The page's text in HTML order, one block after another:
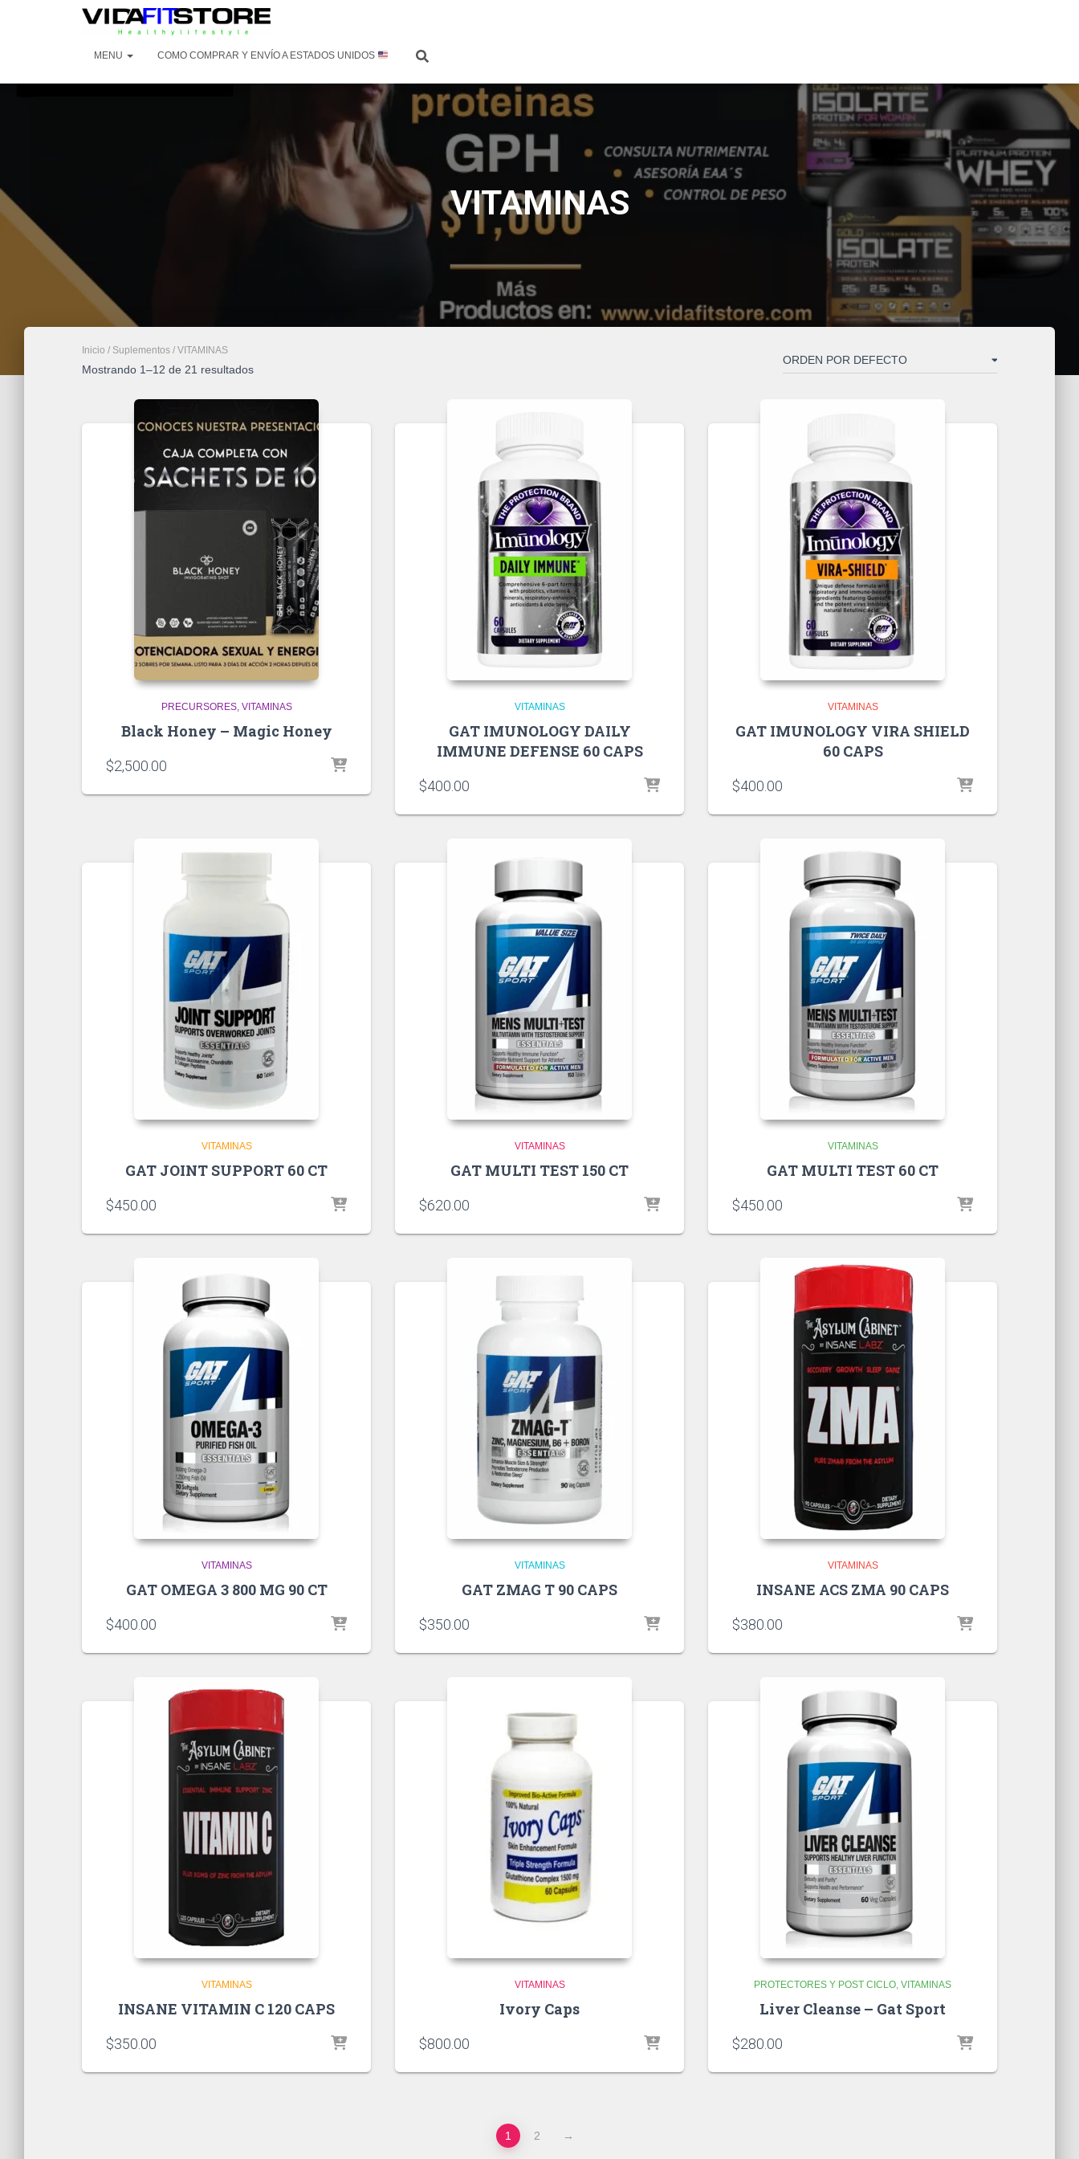
MENU COMO COMPRAR Y ENVÍO A ESTADOS UNIDOS
VITAMINAS
Inicio / Suplementos / VITAMINAS
Mostrando 1–12 de 21 resultados
PRECURSORES VITAMINAS
Black Honey – Magic Honey
$2,500.00
VITAMINAS
GAT IMUNOLOGY DAILY
IMMUNE DEFENSE 60 CAPS
$400.00
VITAMINAS
GAT IMUNOLOGY VIRA SHIELD
60 CAPS
$400.00
VITAMINAS
GAT JOINT SUPPORT 60 CT
$450.00
VITAMINAS
GAT MULTI TEST 150 CT
$620.00
VITAMINAS
GAT MULTI TEST 60 CT
$450.00
VITAMINAS
GAT OMEGA 3 800 MG 90 CT
$400.00
VITAMINAS
GAT ZMAG T 90 CAPS
$350.00
VITAMINAS
INSANE ACS ZMA 90 CAPS
$380.00
VITAMINAS
INSANE VITAMIN C 120 CAPS
$350.00
VITAMINAS
Ivory Caps
$800.00
PROTECTORES Y POST CICLO VITAMINAS
Liver Cleanse – Gat Sport
$280.00
1 2 →